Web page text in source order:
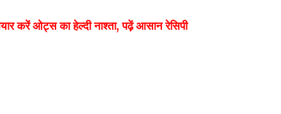
करें ओट्स का हेल्दी नाश्ता, पढ़ें आसान रेसिपी